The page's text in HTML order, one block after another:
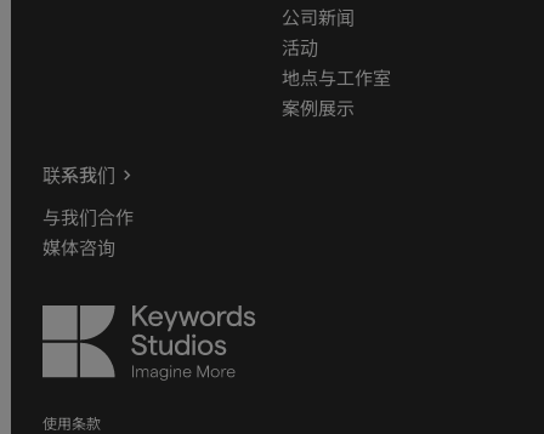
公司新闻
活动
地点与工作室
案例展示
联系我们
与我们合作
媒体咨询
Keywords
Studios
使用条款